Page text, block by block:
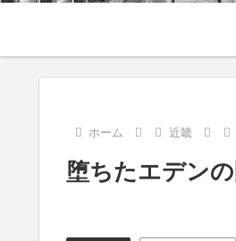
ホーム 近畿
堕ちたエデン